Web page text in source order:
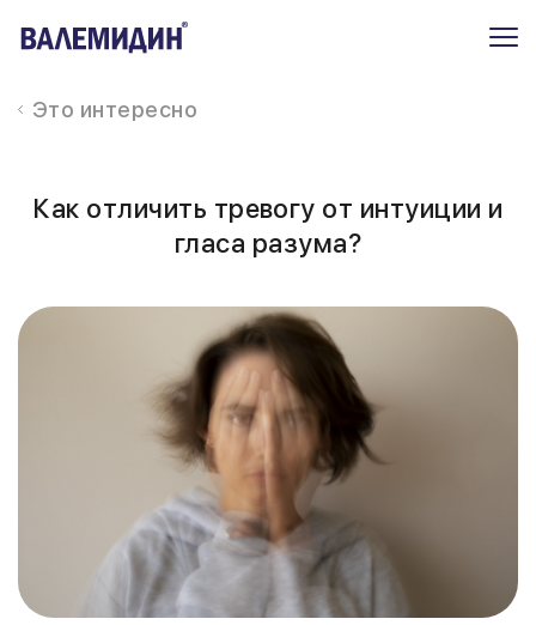
Это интересно
Как отличить тревогу от интуиции и
гласа разума?